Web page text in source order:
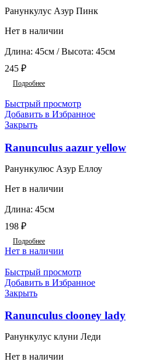
Ранункулус Азур Пинк
Нет в наличии
Длина: 45см / Высота: 45см
245 ₽
Подробнее
Быстрый просмотр
Добавить в Избранное
Закрыть
Ranunculus aazur yellow
Ранункулюс Азур Еллоу
Нет в наличии
Длина: 45см
198 ₽
Подробнее
Нет в наличии
Быстрый просмотр
Добавить в Избранное
Закрыть
Ranunculus clooney lady
Ранункулус клуни Леди
Нет в наличии